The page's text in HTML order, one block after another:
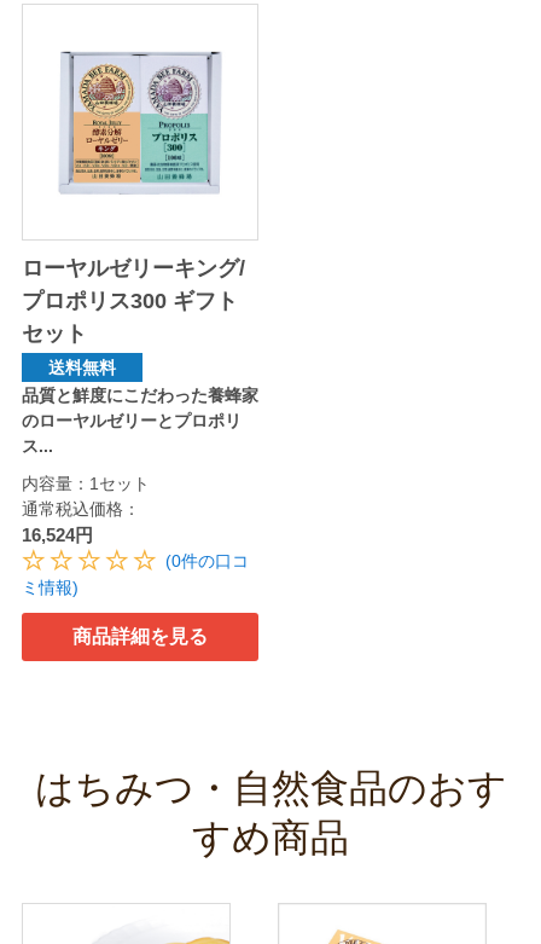
ローヤルゼリーキング/
プロポリス300 ギフト
セット
送料無料
品質と鮮度にこだわった養蜂家
のローヤルゼリーとプロポリ
ス...
内容量：1セット
通常税込価格：
16,524円
(0件の口コ
ミ情報)
商品詳細を見る
はちみつ・自然食品のおす
すめ商品